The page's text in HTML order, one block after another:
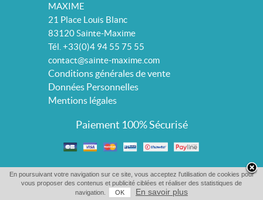
MAXIME
21 Place Louis Blanc
83120 Sainte-Maxime
Tél. +33(0)4 94 55 75 55
contact@sainte-maxime.com
Conditions générales de vente
Données Personnelles
Mentions légales
Paiement 100% Sécurisé
En poursuivant votre navigation sur ce site, vous acceptez l'utilisation de cookies pour
vous proposer des contenus et publicité ciblées et réaliser des statistiques de
navigation.
OK En savoir plus